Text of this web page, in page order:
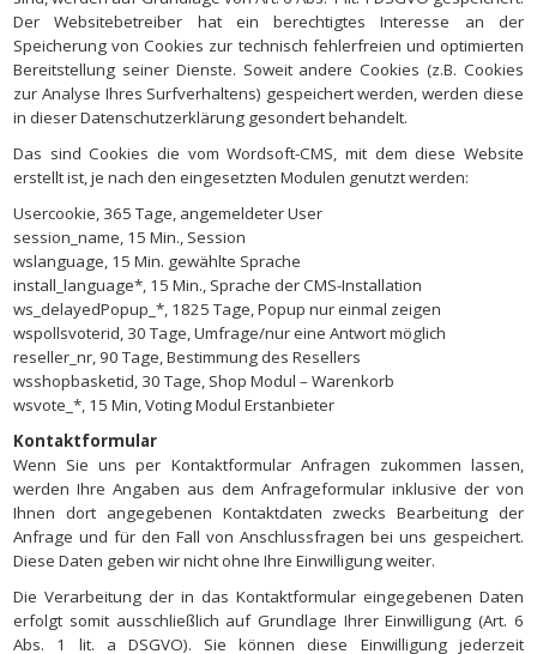
Der Websitebetreiber hat ein berechtigtes Interesse an der
Speicherung von Cookies zur technisch fehlerfreien und optimierten
Bereitstellung seiner Dienste. Soweit andere Cookies (z.B. Cookies
zur Analyse Ihres Surfverhaltens) gespeichert werden, werden diese
in dieser Datenschutzerklärung gesondert behandelt.
Das sind Cookies die vom Wordsoft-CMS, mit dem diese Website
erstellt ist, je nach den eingesetzten Modulen genutzt werden:
Usercookie, 365 Tage, angemeldeter User
session_name, 15 Min., Session
wslanguage, 15 Min. gewählte Sprache
install_language*, 15 Min., Sprache der CMS-Installation
ws_delayedPopup_*, 1825 Tage, Popup nur einmal zeigen
wspollsvoterid, 30 Tage, Umfrage/nur eine Antwort möglich
reseller_nr, 90 Tage, Bestimmung des Resellers
wsshopbasketid, 30 Tage, Shop Modul – Warenkorb
wsvote_*, 15 Min, Voting Modul Erstanbieter
Kontaktformular
Wenn Sie uns per Kontaktformular Anfragen zukommen lassen,
werden Ihre Angaben aus dem Anfrageformular inklusive der von
Ihnen dort angegebenen Kontaktdaten zwecks Bearbeitung der
Anfrage und für den Fall von Anschlussfragen bei uns gespeichert.
Diese Daten geben wir nicht ohne Ihre Einwilligung weiter.
Die Verarbeitung der in das Kontaktformular eingegebenen Daten
erfolgt somit ausschließlich auf Grundlage Ihrer Einwilligung (Art. 6
Abs. 1 lit. a DSGVO). Sie können diese Einwilligung jederzeit